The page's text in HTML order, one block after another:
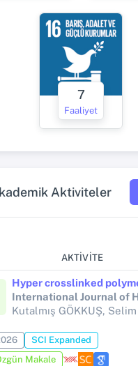
7
Faaliyet
Aktiviteler
AKTIVITE
SCI Expanded
Makale